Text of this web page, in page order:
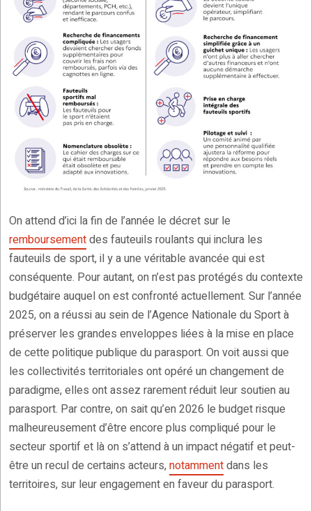
On attend d’ici la fin de l’année le décret sur le
remboursementdes fauteuils roulants qui inclura les
fauteuils de sport, il y a une véritable avancée qui est
conséquente. Pour autant, on n’est pas protégés du contexte
budgétaire auquel on est confronté actuellement. Sur l’année
2025, on a réussi au sein de l’Agence Nationale du Sport à
préserver les grandes enveloppes liées à la mise en place
de cette politique publique du parasport. On voit aussi que
les collectivités territoriales ont opéré un changement de
paradigme, elles ont assez rarement réduit leur soutien au
parasport. Par contre, on sait qu’en 2026 le budget risque
malheureusement d’être encore plus compliqué pour le
secteur sportif et là on s’attend à un impact négatif et peut-
être un recul de certains acteurs,notammentdans les
territoires, sur leur engagement en faveur du parasport.